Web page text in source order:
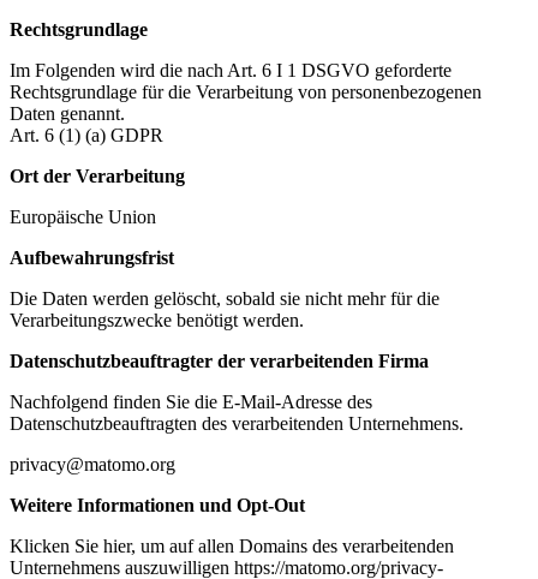
Rechtsgrundlage
Im Folgenden wird die nach Art. 6 I 1 DSGVO geforderte
Rechtsgrundlage für die Verarbeitung von personenbezogenen
Daten genannt.
Art. 6 (1) (a) GDPR
Ort der Verarbeitung
Europäische Union
Aufbewahrungsfrist
Die Daten werden gelöscht, sobald sie nicht mehr für die
Verarbeitungszwecke benötigt werden.
Datenschutzbeauftragter der verarbeitenden Firma
Nachfolgend finden Sie die E-Mail-Adresse des
Datenschutzbeauftragten des verarbeitenden Unternehmens.
privacy@matomo.org
Weitere Informationen und Opt-Out
Klicken Sie hier, um auf allen Domains des verarbeitenden
Unternehmens auszuwilligen https://matomo.org/privacy-